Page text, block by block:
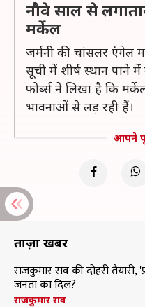
नौवे साल से
मर्केल
जर्मनी की चांसलर एंगेल
सूची में शीर्ष स्थान पाने
फोर्ब्स ने लिखा है कि
भावनाओं से लड़ रही हैं।
आपने
ताज़ा खबरें
राजकुमार राव की दोहरी
जनता का दिल?
राजकुमार राव